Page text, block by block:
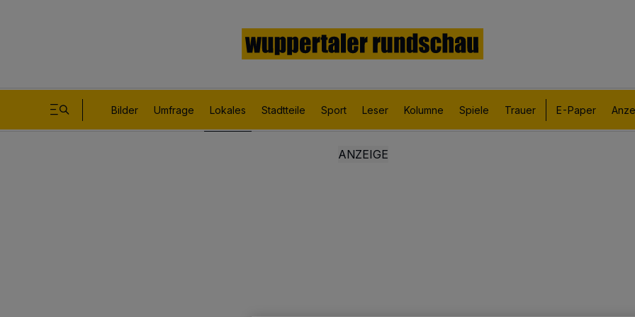
Bilder Umfrage Lokales Stadtteile Sport Leser Kolumne Spiele Trauer E-Paper